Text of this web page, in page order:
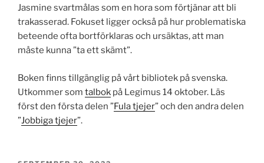
Jasmine svartmålas som en hora som förtjänar att bli
trakasserad. Fokuset ligger också på hur problematiska
beteende ofta bortförklaras och ursäktas, att man
måste kunna ”ta ett skämt”.
Boken finns tillgänglig på vårt bibliotek på svenska.
Utkommer som talbok på Legimus 14 oktober. Läs
först den första delen ”Fula tjejer” och den andra delen
”Jobbiga tjejer”.